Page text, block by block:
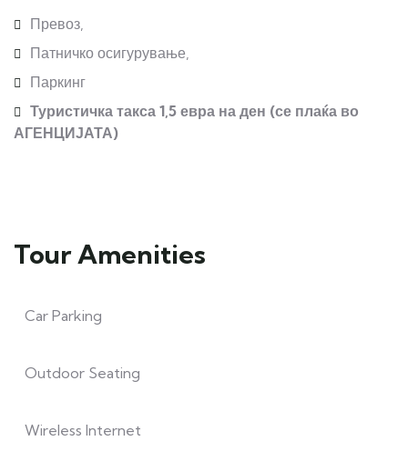
Превоз,
Патничко осигурување,
Паркинг
Туристичка такса 1,5 евра на ден (се плаќа во
АГЕНЦИЈАТА)
Tour Amenities
Car Parking
Outdoor Seating
Wireless Internet